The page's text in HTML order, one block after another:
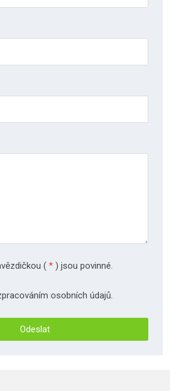
( * ) jsou povinné.
osobních údajů.
Odeslat